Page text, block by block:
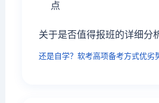
点
关于是否值得报班的详细分
还是自学？软考高项备考方式优劣